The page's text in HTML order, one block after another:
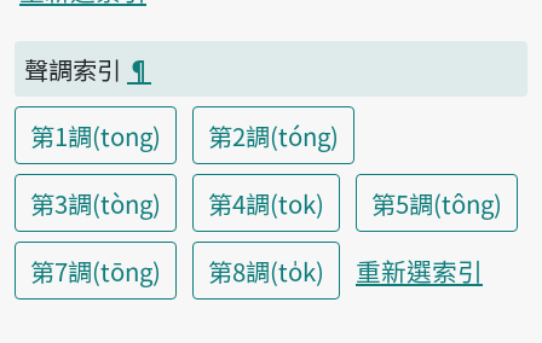
聲調索引 ¶
第1調(tong)
第2調(tóng)
第3調(tòng)
第4調(tok)
第5調(tông)
第7調(tōng)
第8調(to̍k) 重新選索引